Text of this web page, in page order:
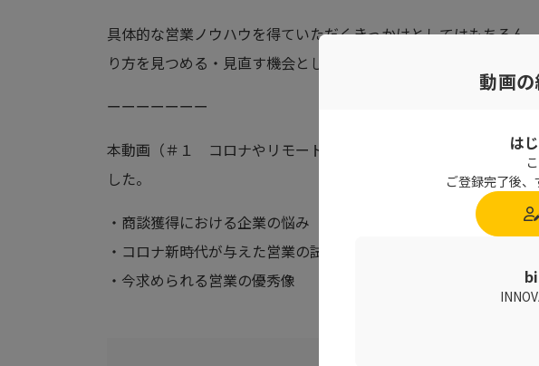
具体的な営業ノウハウを得ていただくきっかけとしてはもちろん
り方を見つめる・見直す機会としても是非ご視聴ください。
ーーーーーーー
本動画（＃１ コロナやリモートワークで営業はどう変わるか）
した。
・商談獲得における企業の悩み
・コロナ新時代が与えた営業の試練”3ロス”
・今求められる営業の優秀像
動画の
は
ご登録完了後、